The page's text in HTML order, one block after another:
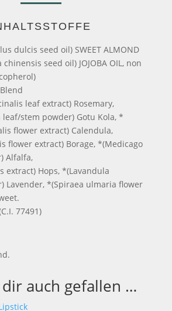
dulcis seed oil) SWEET ALMOND
seed oil) JOJOBA OIL, non
leaf extract) Rosemary,
stem powder) Gotu Kola, *
flower extract) Calendula,
flower extract) Borage, *(Medicago
Alfalfa,
extract) Hops, *(Lavandula
Lavender, *(Spiraea ulmaria flower
77491)
auch gefallen …